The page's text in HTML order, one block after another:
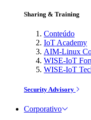
Sharing & Training
Conteúdo
IoT Academy
AIM-Linux
WISE-IoT
WISE-IoT
Security Advisory
Corporativo